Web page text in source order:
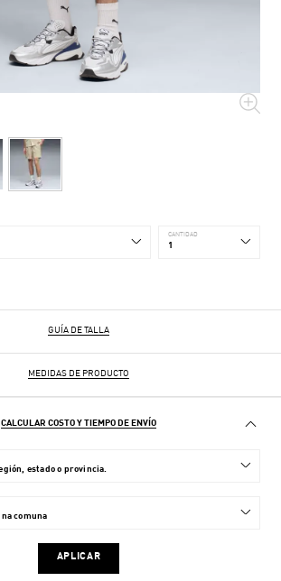
CANTIDAD
GUÍA DE TALLA
MEDIDAS DE PRODUCTO
CALCULAR COSTO Y TIEMPO DE ENVÍO
APLICAR